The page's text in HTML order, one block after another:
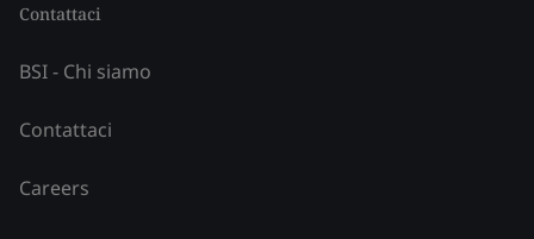
Contattaci
BSI - Chi siamo
Contattaci
Careers